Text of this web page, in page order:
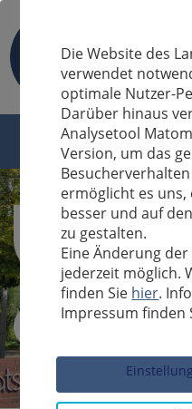
Sucheingabe
Die Website des
verwendet
optimale Nutzer-
Darüber hinaus
Analysetool
Version, um das
ermöglicht es uns,
besser und auf
zu gestalten.
Eine Änderung
jederzeit möglich.
finden Sie hier.
Impressum finden